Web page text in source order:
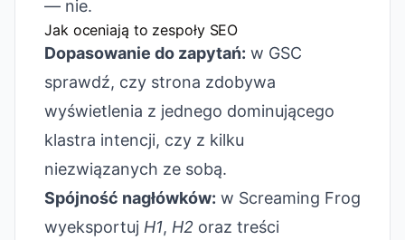
— nie.
Jak oceniają to zespoły SEO
Dopasowanie do zapytań: w GSC
sprawdź, czy strona zdobywa
wyświetlenia z jednego dominującego
klastra intencji, czy z kilku
niezwiązanych ze sobą.
Spójność nagłówków: w Screaming Frog
wyeksportuj H1, H2 oraz treści